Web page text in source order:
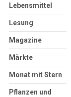
Lebensmittel
Lesung
Magazine
Märkte
Monat mit Stern
Pflanzen und